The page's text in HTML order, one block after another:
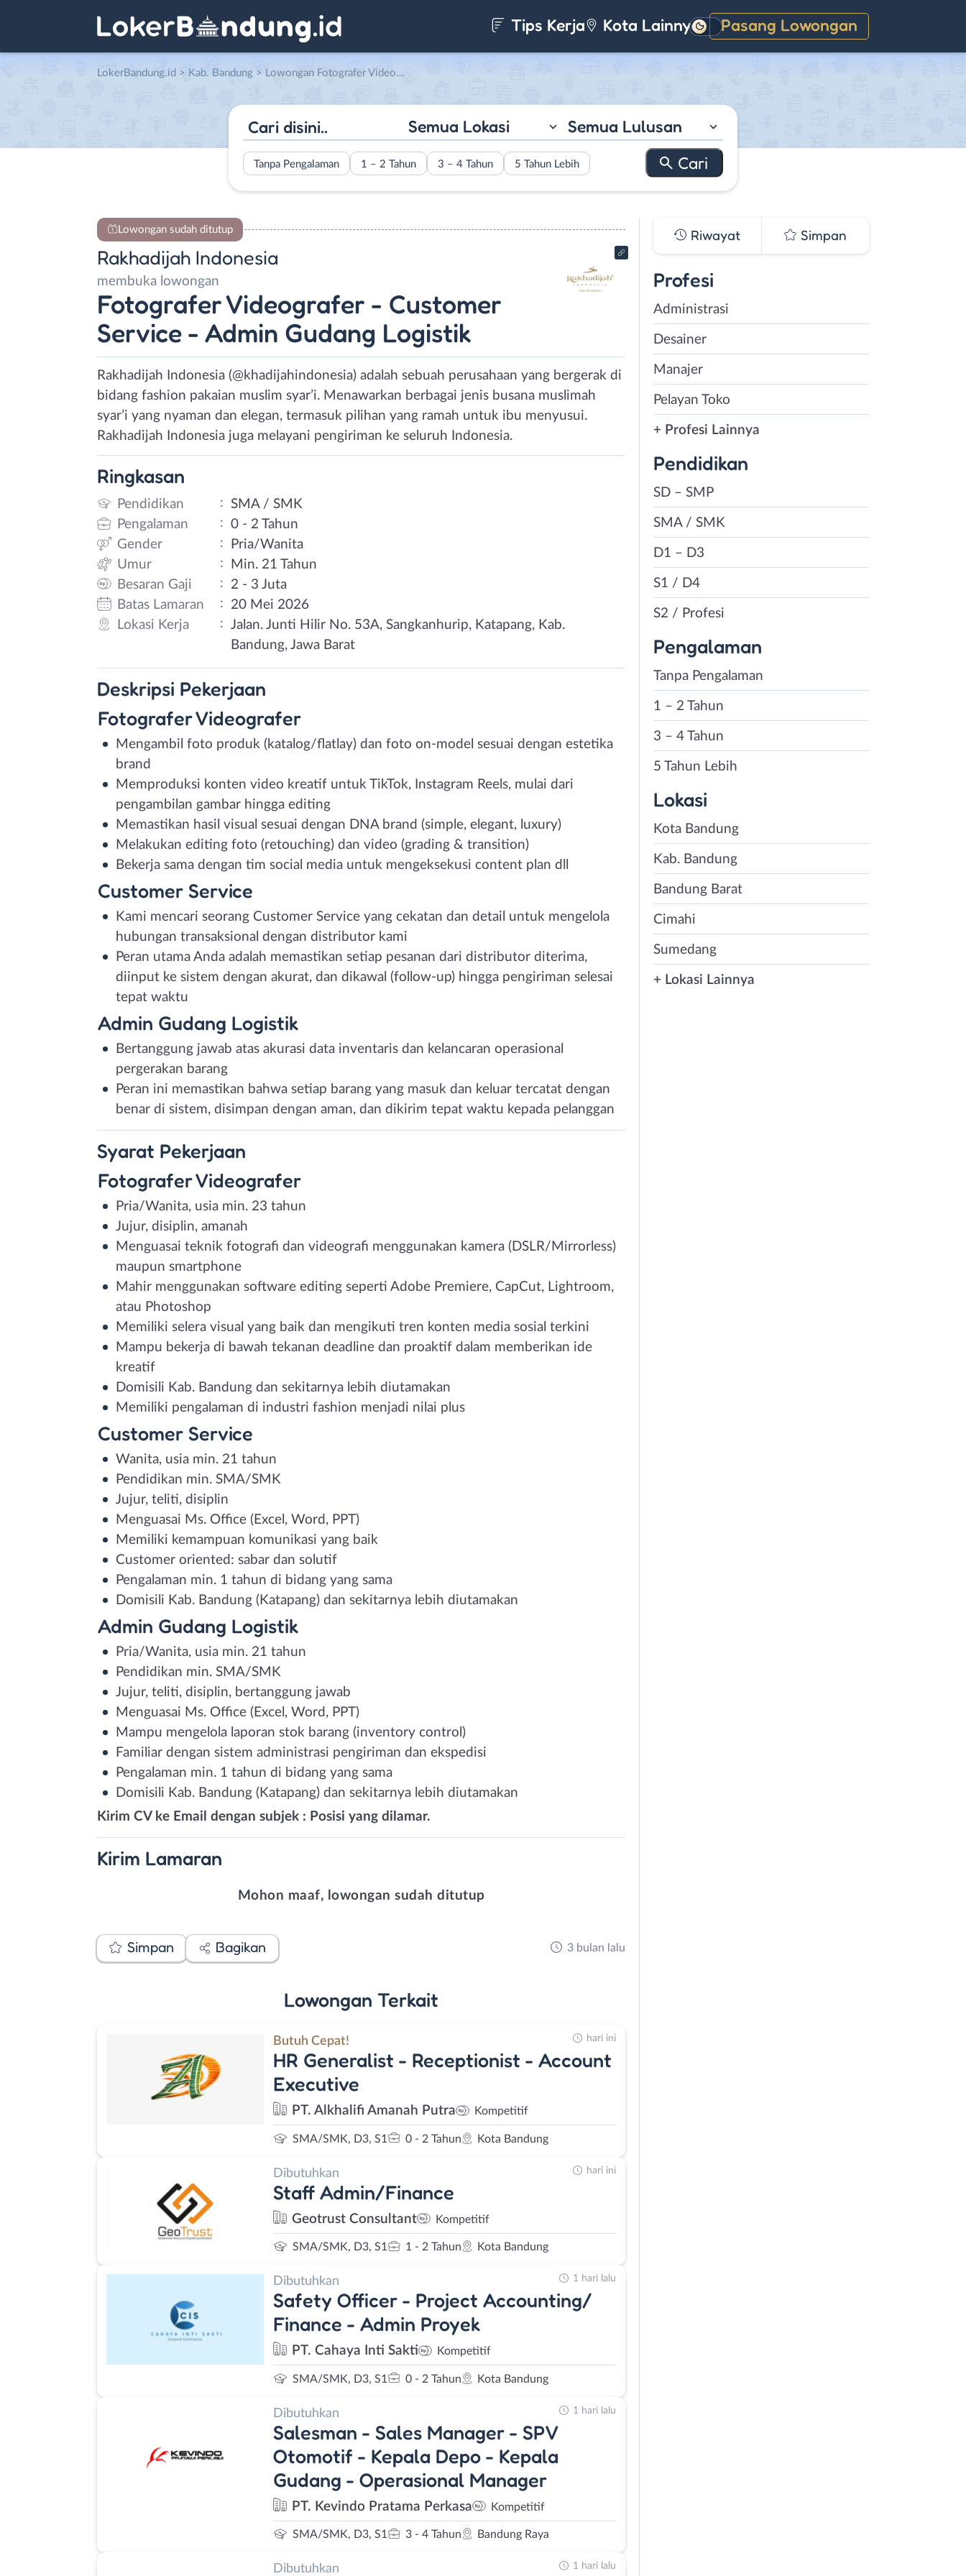
Tips Kerja Kota Lainnya Pasang Lowongan
Gelap
LokerBandung.id > Kab. Bandung > Lowongan Fotografer Videografer – Customer Service – Admin Gudang Logistik di Rakhadijah Indonesia
Semua Lokasi Semua Lulusan
Tanpa Pengalaman 1 – 2 Tahun 3 – 4 Tahun 5 Tahun Lebih
Lowongan sudah ditutup
Rakhadijah Indonesia
membuka lowongan
Fotografer Videografer - Customer
Service - Admin Gudang Logistik
Rakhadijah Indonesia (@khadijahindonesia) adalah sebuah perusahaan yang bergerak di
bidang fashion pakaian muslim syar’i. Menawarkan berbagai jenis busana muslimah
syar’i yang nyaman dan elegan, termasuk pilihan yang ramah untuk ibu menyusui.
Rakhadijah Indonesia juga melayani pengiriman ke seluruh Indonesia.
Ringkasan
Pendidikan : SMA / SMK
Pengalaman
: 0 - 2 Tahun
Gender
:
Pria/Wanita
Umur
:
Min. 21 Tahun
Besaran Gaji
:
2 - 3 Juta
Batas Lamaran
:
20 Mei 2026
Lokasi Kerja
: Jalan. Junti Hilir No. 53A, Sangkanhurip, Katapang, Kab.
Bandung, Jawa Barat
Deskripsi Pekerjaan
Fotografer Videografer
Mengambil foto produk (katalog/flatlay) dan foto on-model sesuai dengan estetika
brand
Memproduksi konten video kreatif untuk TikTok, Instagram Reels, mulai dari
pengambilan gambar hingga editing
Memastikan hasil visual sesuai dengan DNA brand (simple, elegant, luxury)
Melakukan editing foto (retouching) dan video (grading & transition)
Bekerja sama dengan tim social media untuk mengeksekusi content plan dll
Customer Service
Kami mencari seorang Customer Service yang cekatan dan detail untuk mengelola
hubungan transaksional dengan distributor kami
Peran utama Anda adalah memastikan setiap pesanan dari distributor diterima,
diinput ke sistem dengan akurat, dan dikawal (follow-up) hingga pengiriman selesai
tepat waktu
Admin Gudang Logistik
Bertanggung jawab atas akurasi data inventaris dan kelancaran operasional
pergerakan barang
Peran ini memastikan bahwa setiap barang yang masuk dan keluar tercatat dengan
benar di sistem, disimpan dengan aman, dan dikirim tepat waktu kepada pelanggan
Syarat Pekerjaan
Fotografer Videografer
Pria/Wanita, usia min. 23 tahun
Jujur, disiplin, amanah
Menguasai teknik fotografi dan videografi menggunakan kamera (DSLR/Mirrorless)
maupun smartphone
Mahir menggunakan software editing seperti Adobe Premiere, CapCut, Lightroom,
atau Photoshop
Memiliki selera visual yang baik dan mengikuti tren konten media sosial terkini
Mampu bekerja di bawah tekanan deadline dan proaktif dalam memberikan ide
kreatif
Domisili Kab. Bandung dan sekitarnya lebih diutamakan
Memiliki pengalaman di industri fashion menjadi nilai plus
Customer Service
Wanita, usia min. 21 tahun
Pendidikan min. SMA/SMK
Jujur, teliti, disiplin
Menguasai Ms. Office (Excel, Word, PPT)
Memiliki kemampuan komunikasi yang baik
Customer oriented: sabar dan solutif
Pengalaman min. 1 tahun di bidang yang sama
Domisili Kab. Bandung (Katapang) dan sekitarnya lebih diutamakan
Admin Gudang Logistik
Pria/Wanita, usia min. 21 tahun
Pendidikan min. SMA/SMK
Jujur, teliti, disiplin, bertanggung jawab
Menguasai Ms. Office (Excel, Word, PPT)
Mampu mengelola laporan stok barang (inventory control)
Familiar dengan sistem administrasi pengiriman dan ekspedisi
Pengalaman min. 1 tahun di bidang yang sama
Domisili Kab. Bandung (Katapang) dan sekitarnya lebih diutamakan
Kirim CV ke Email dengan subjek : Posisi yang dilamar.
Kirim Lamaran
Mohon maaf, lowongan sudah ditutup
Simpan Bagikan 3 bulan lalu
Lowongan Terkait
Butuh Cepat!
HR Generalist - Receptionist - Account
Executive
PT. Alkhalifi Amanah Putra Kompetitif
SMA/SMK, D3, S1 0 - 2 Tahun Kota Bandung
hari ini
Dibutuhkan
Staff Admin/Finance
Geotrust Consultant Kompetitif
SMA/SMK, D3, S1 1 - 2 Tahun Kota Bandung
hari ini
Dibutuhkan
Safety Officer - Project Accounting/
Finance - Admin Proyek
PT. Cahaya Inti Sakti Kompetitif
SMA/SMK, D3, S1 0 - 2 Tahun Kota Bandung
1 hari lalu
Dibutuhkan
Salesman - Sales Manager - SPV
Otomotif - Kepala Depo - Kepala
Gudang - Operasional Manager
PT. Kevindo Pratama Perkasa Kompetitif
SMA/SMK, D3, S1 3 - 4 Tahun Bandung Raya
1 hari lalu
Dibutuhkan 1 hari lalu
Riwayat Simpan
Profesi
Administrasi
Desainer
Manajer
Pelayan Toko
+ Profesi Lainnya
Pendidikan
SD – SMP
SMA / SMK
D1 – D3
S1 / D4
S2 / Profesi
Pengalaman
Tanpa Pengalaman
1 – 2 Tahun
3 – 4 Tahun
5 Tahun Lebih
Lokasi
Kota Bandung
Kab. Bandung
Bandung Barat
Cimahi
Sumedang
+ Lokasi Lainnya